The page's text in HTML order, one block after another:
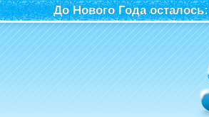
До Нового Года осталось: